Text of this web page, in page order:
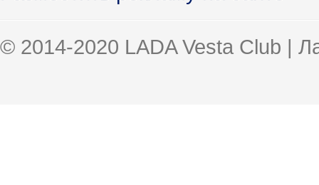
© 2014-2020 LADA Vesta Club |